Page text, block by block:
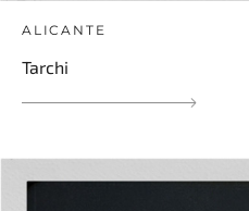
ALICANTE
Tarchi